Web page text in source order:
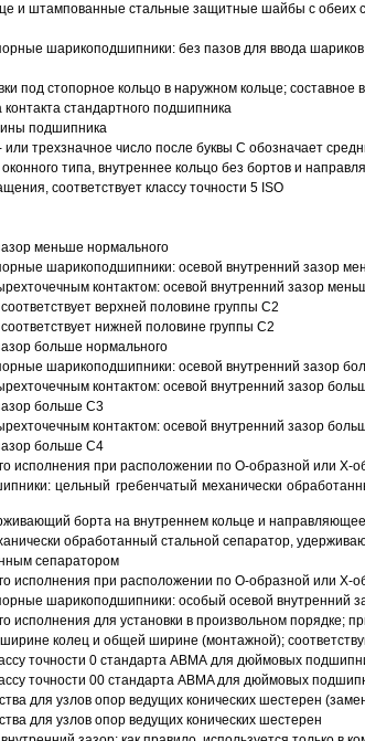
и штампованные стальные защитные шайбы с обеих
шарикоподшипники: без пазов для ввода шариков
под стопорное кольцо в наружном кольце;
контакта стандартного подшипника
подшипника
трехзначное число после буквы С обозначает
типа, внутреннее кольцо без бортов и
соответствует классу точности 5 ISO
меньше нормального
шарикоподшипники: осевой внутренний зазор
контактом: осевой внутренний зазор
верхней половине группы C2
нижней половине группы C2
больше нормального
шарикоподшипники: осевой внутренний зазор
контактом: осевой внутренний зазор
больше C3
контактом: осевой внутренний зазор
больше C4
исполнения при расположении по О-образной или Х-
цельный гребенчатый механически
борта на внутреннем кольце и
обработанный стальной сепаратор,
сепаратором
исполнения при расположении по О-образной или Х-
шарикоподшипники: особый осевой внутренний
исполнения для установки в произвольном
колец и общей ширине (монтажной);
точности 0 стандарта АВМА для дюймовых
точности 00 стандарта ABMA для дюймовых
для узлов опор ведущих конических шестерен
для узлов опор ведущих конических шестерен